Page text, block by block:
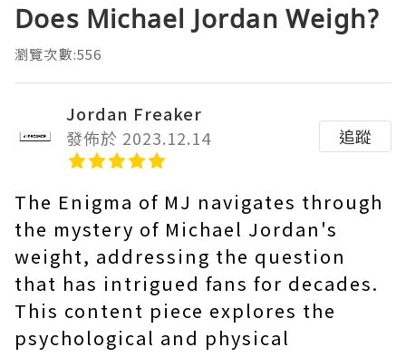
Does Michael Jordan Weigh?
瀏覽次數:556
Jordan Freaker
發佈於 2023.12.14
追蹤
The Enigma of MJ navigates through
the mystery of Michael Jordan's
weight, addressing the question
that has intrigued fans for decades.
This content piece explores the
psychological and physical